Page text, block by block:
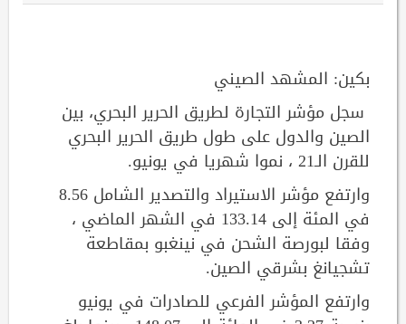
بكين: المشهد الصيني
سجل مؤشر التجارة لطريق الحرير البحري، بين
الصين والدول على طول طريق الحرير البحري
للقرن الـ21 ، نموا شهريا في يونيو.
وارتفع مؤشر الاستيراد والتصدير الشامل 8.56
في المئة إلى 133.14 في الشهر الماضي ،
وفقا لبورصة الشحن في نينغبو بمقاطعة
تشجيانغ بشرقي الصين.
وارتفع المؤشر الفرعي للصادرات في يونيو